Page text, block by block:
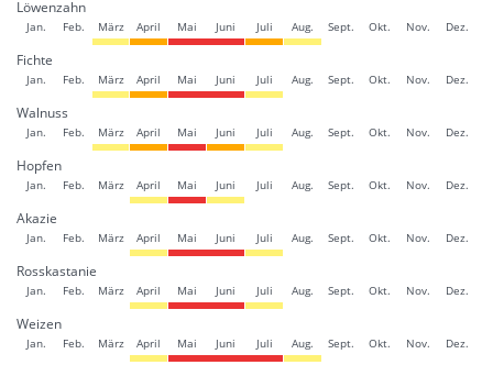
Löwenzahn
Jan. Feb. März April Mai Juni Juli Aug. Sept. Okt. Nov. Dez.
Fichte
Jan. Feb. März April Mai Juni Juli Aug. Sept. Okt. Nov. Dez.
Walnuss
Jan. Feb. März April Mai Juni Juli Aug. Sept. Okt. Nov. Dez.
Hopfen
Jan. Feb. März April Mai Juni Juli Aug. Sept. Okt. Nov. Dez.
Akazie
Jan. Feb. März April Mai Juni Juli Aug. Sept. Okt. Nov. Dez.
Rosskastanie
Jan. Feb. März April Mai Juni Juli Aug. Sept. Okt. Nov. Dez.
Weizen
Jan. Feb. März April Mai Juni Juli Aug. Sept. Okt. Nov. Dez.